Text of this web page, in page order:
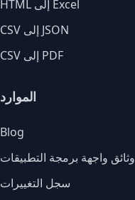
HTML إلى Excel
CSV إلى JSON
CSV إلى PDF
الموارد
Blog
وثائق واجهة برمجة التطبيقات
سجل التغييرات